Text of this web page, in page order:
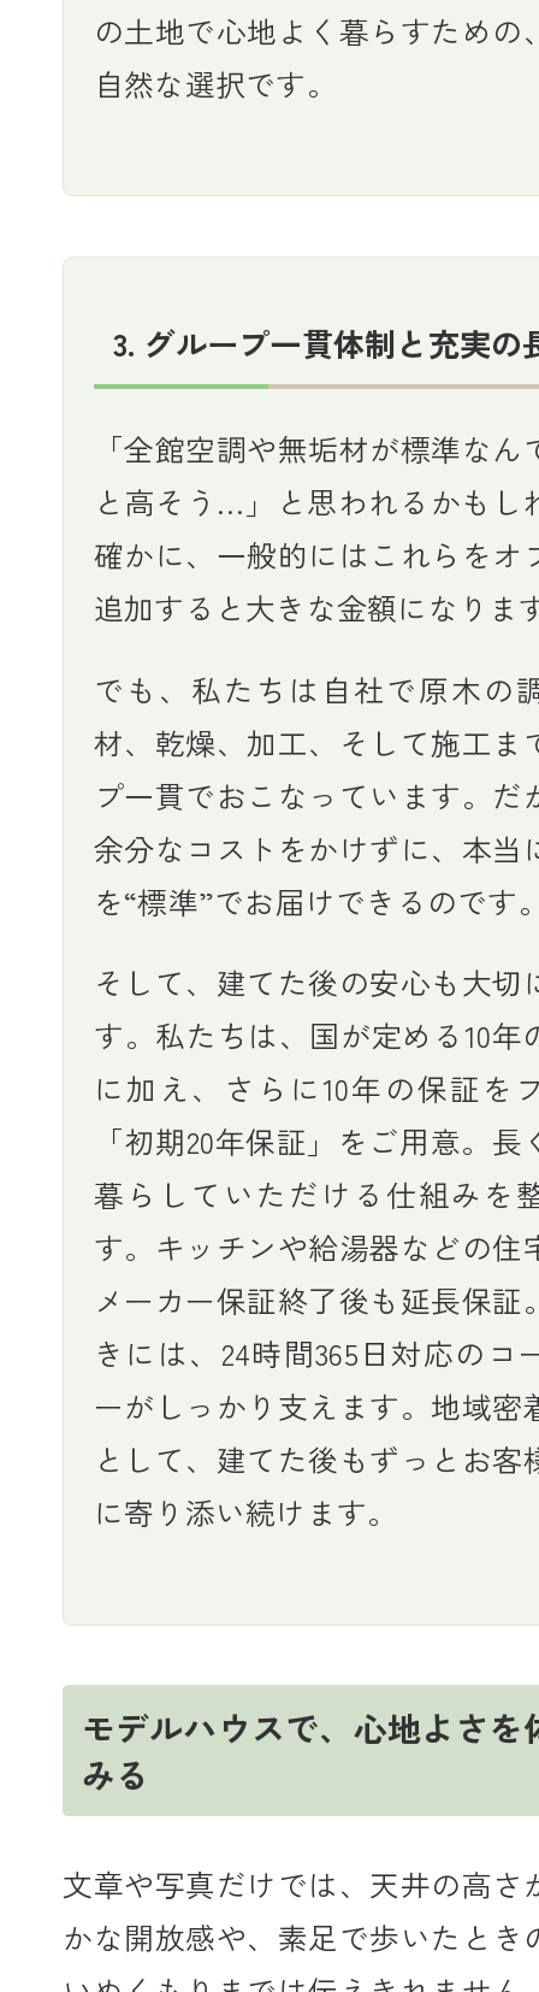
の土地で心地よく暮らすための
自然な選択です。
3. グループ一貫体制と充実の
「全館空調や無垢材が標準な
と高そう…」と思われるかもし
確かに、一般的にはこれらをオ
追加すると大きな金額になりま
でも、私たちは自社で原木の
材、乾燥、加工、そして施工ま
プ一貫でおこなっています。だ
余分なコストをかけずに、本当
を“標準”でお届けできるのです
そして、建てた後の安心も大切
す。私たちは、国が定める10年
に加え、さらに10年の保証を
「初期20年保証」をご用意。
暮らしていただける仕組みを
す。キッチンや給湯器などの住
メーカー保証終了後も延長保証
きには、24時間365日対応のコ
ーがしっかり支えます。地域密
として、建てた後もずっとお客
に寄り添い続けます。
モデルハウスで、心地よさを
みる
文章や写真だけでは、天井の高さ
かな開放感や、素足で歩いたとき